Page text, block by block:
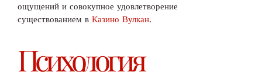
ощущений и совокупное удовлетворение
существованием в Казино Вулкан.
Психология